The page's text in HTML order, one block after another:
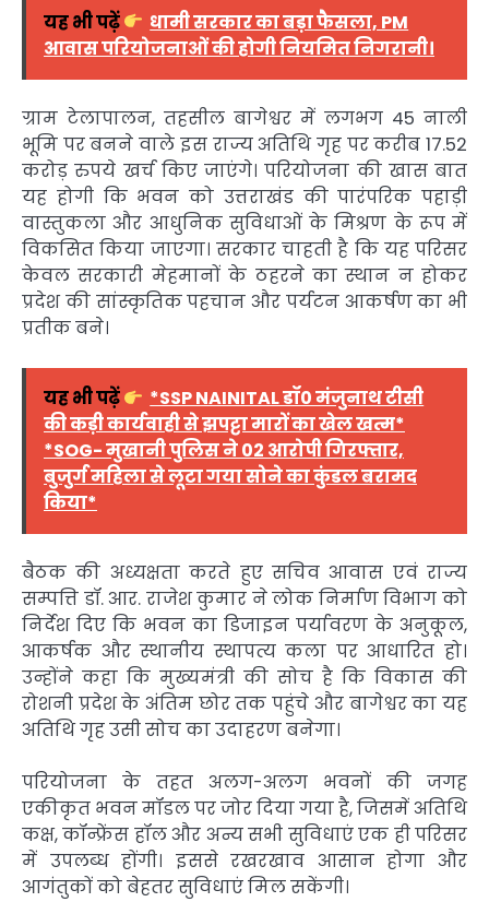
यह भी पढ़ें
धामी सरकार का बड़ा फैसला, PM
आवास परियोजनाओं की होगी नियमित निगरानी।
ग्राम टेलापालन, तहसील बागेश्वर में लगभग 45 नाली
भूमि पर बनने वाले इस राज्य अतिथि गृह पर करीब 17.52
करोड़ रुपये खर्च किए जाएंगे। परियोजना की खास बात
यह होगी कि भवन को उत्तराखंड की पारंपरिक पहाड़ी
वास्तुकला और आधुनिक सुविधाओं के मिश्रण के रूप में
विकसित किया जाएगा। सरकार चाहती है कि यह परिसर
केवल सरकारी मेहमानों के ठहरने का स्थान न होकर
प्रदेश की सांस्कृतिक पहचान और पर्यटन आकर्षण का भी
प्रतीक बने।
यह भी पढ़ें
*SSP NAINITAL डॉ0 मंजुनाथ टीसी
की कड़ी कार्यवाही से झपट्टा मारों का खेल खत्म*
*SOG- मुखानी पुलिस ने 02 आरोपी गिरफ्तार,
बुजुर्ग महिला से लूटा गया सोने का कुंडल बरामद
किया*
बैठक की अध्यक्षता करते हुए सचिव आवास एवं राज्य
सम्पत्ति डॉ. आर. राजेश कुमार ने लोक निर्माण विभाग को
निर्देश दिए कि भवन का डिजाइन पर्यावरण के अनुकूल,
आकर्षक और स्थानीय स्थापत्य कला पर आधारित हो।
उन्होंने कहा कि मुख्यमंत्री की सोच है कि विकास की
रोशनी प्रदेश के अंतिम छोर तक पहुंचे और बागेश्वर का यह
अतिथि गृह उसी सोच का उदाहरण बनेगा।
परियोजना के तहत अलग-अलग भवनों की जगह
एकीकृत भवन मॉडल पर जोर दिया गया है, जिसमें अतिथि
कक्ष, कॉन्फ्रेंस हॉल और अन्य सभी सुविधाएं एक ही परिसर
में उपलब्ध होंगी। इससे रखरखाव आसान होगा और
आगंतुकों को बेहतर सुविधाएं मिल सकेंगी।